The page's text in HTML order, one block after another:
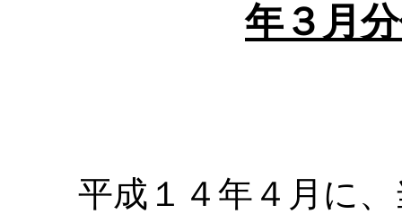
年３月
平成１４年４月に、